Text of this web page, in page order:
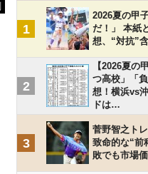
1
2026夏の甲
だ！」 本紙
想、“対抗”
2
【2026夏の
つ高校」「
想！横浜vs
ドは…
3
菅野智之ト
致命的な“前
敗でも市場